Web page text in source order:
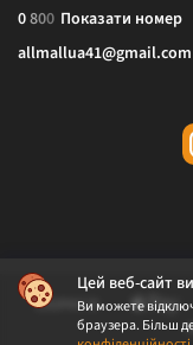
Цей веб-сайт
Ви можете
браузера. Більш
0800 Показати номер
allmallua41@gmail.com